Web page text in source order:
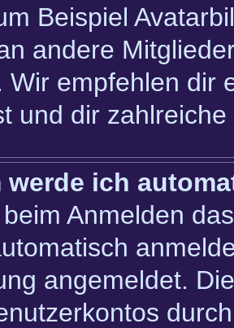
Beispiel
andere
Wir empfehlen dir
und dir
werde ich
Anmelden
angemeldet.